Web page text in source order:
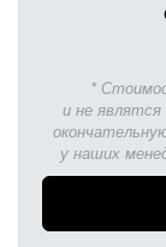
*
и не
у наших